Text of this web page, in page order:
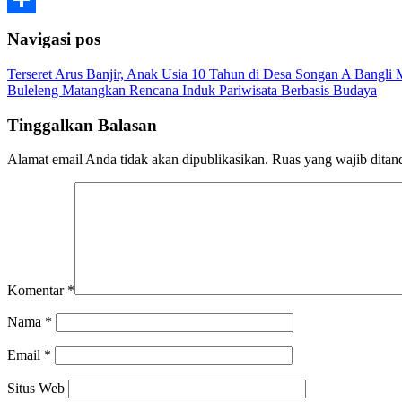
Navigasi pos
Terseret Arus Banjir, Anak Usia 10 Tahun di Desa Songan A Bangli
Buleleng Matangkan Rencana Induk Pariwisata Berbasis Budaya
Tinggalkan Balasan
Alamat email Anda tidak akan dipublikasikan. Ruas yang wajib
Komentar *
Nama *
Email *
Situs Web